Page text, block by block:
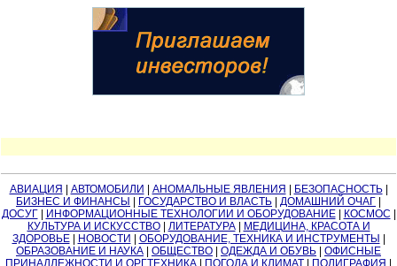
АВИАЦИЯ АВТОМОБИЛИ АНОМАЛЬНЫЕ ЯВЛЕНИЯ БЕЗОПАСНОСТЬ|
БИЗНЕС И ФИНАНСЫ
ГОСУДАРСТВО И ВЛАСТЬ ДОМАШНИЙ ОЧАГ
ДОСУГ| ИНФОРМАЦИОННЫЕ ТЕХНОЛОГИИ И ОБОРУДОВАНИЕ| КОСМОС
КУЛЬТУРА И ИСКУССТВО| ЛИТЕРАТУРА|
МЕДИЦИНА, КРАСОТА И
ЗДОРОВЬЕ| НОВОСТИ ОБОРУДОВАНИЕ, ТЕХНИКА И ИНСТРУМЕНТЫ
ОБРАЗОВАНИЕ И НАУКА
ОБЩЕСТВО ОДЕЖДА И ОБУВЬ
ОФИСНЫЕ